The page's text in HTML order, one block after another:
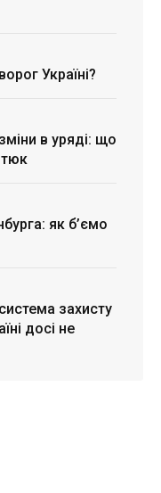
Україні?
в уряді: що
як б’ємо
захисту
досі не